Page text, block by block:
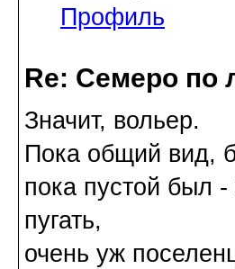
Профиль
Re: Семеро по
Значит, вольер.
Пока общий вид,
пока пустой был
пугать,
очень уж